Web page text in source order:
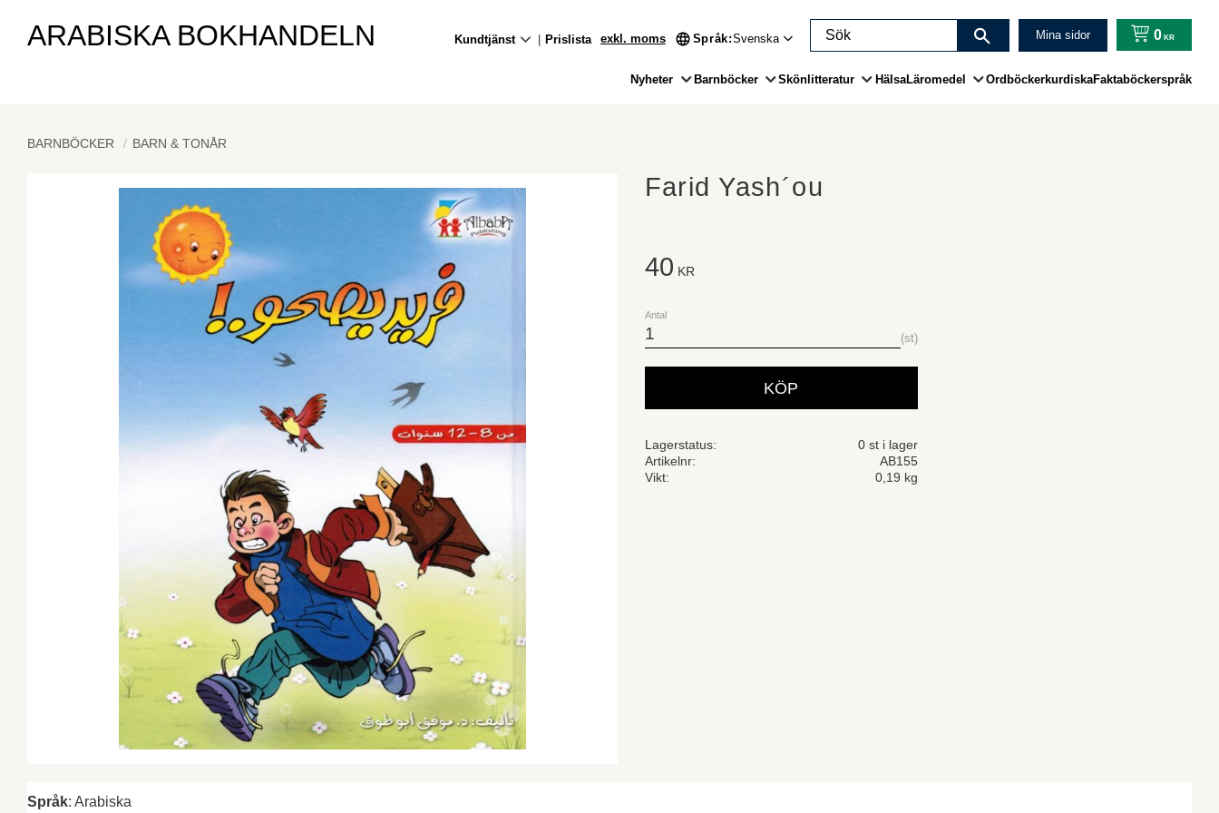
ARABISKA BOKHANDELN Kundtjänst Prislista exkl. moms Språk Mina sidor 0KR
Nyheter Barnböcker Skönlitteratur HälsaLäromedel OrdböckerkurdiskaFaktaböckerspråk
BARNBÖCKER BARN & TONÅR
Farid Yash´ou
40 KR
Antal
st
KÖP
Lagerstatus
0 st i lager
Artikelnr
AB155
Vikt
0,19 kg
Språk: Arabiska